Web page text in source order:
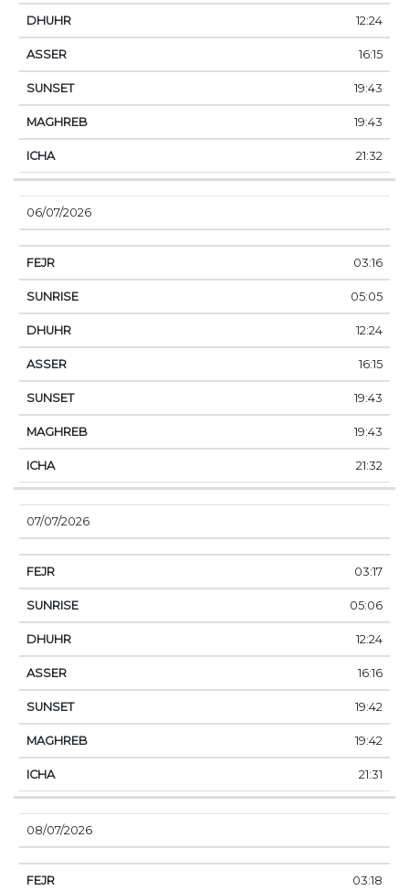
12:24
16:15
19:43
19:43
21:32
06/07/2026
03:16
05:05
12:24
16:15
19:43
19:43
21:32
07/07/2026
03:17
05:06
12:24
16:16
19:42
19:42
21:31
08/07/2026
03:18